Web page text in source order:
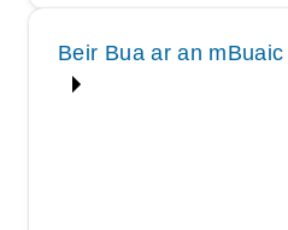
Beir Bua ar an